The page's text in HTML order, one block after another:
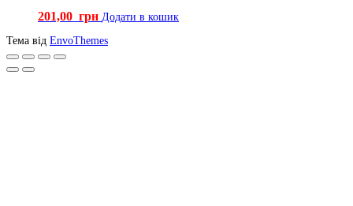
201,00 грн Додати в кошик
Тема від EnvoThemes